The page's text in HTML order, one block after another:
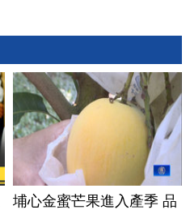
埔心金蜜芒果進入產季 品